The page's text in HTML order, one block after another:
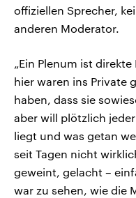
offiziellen Sprecher,
anderen Moderator.
„Ein Plenum ist
hier waren ins Private
haben, dass sie
aber will plötzlich
liegt und was getan
seit Tagen nicht
geweint, gelacht –
war zu sehen, wie die